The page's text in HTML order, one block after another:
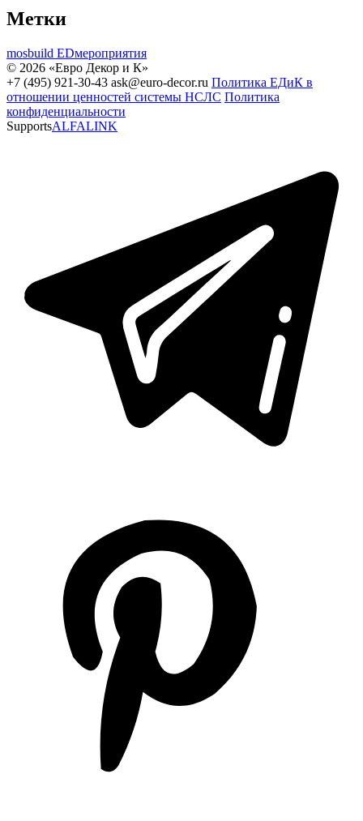
Метки
mosbuild EDмероприятия
© 2026 «Евро Декор и К»
+7 (495) 921-30-43 ask@euro-decor.ru Политика ЕДиК в
отношении ценностей системы НСЛС Политика
конфиденциальности
SupportsALFALINK